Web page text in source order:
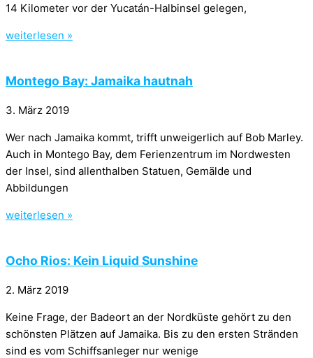
14 Kilometer vor der Yucatán-Halbinsel gelegen,
weiterlesen »
Montego Bay: Jamaika hautnah
3. März 2019
Wer nach Jamaika kommt, trifft unweigerlich auf Bob Marley.
Auch in Montego Bay, dem Ferienzentrum im Nordwesten
der Insel, sind allenthalben Statuen, Gemälde und
Abbildungen
weiterlesen »
Ocho Rios: Kein Liquid Sunshine
2. März 2019
Keine Frage, der Badeort an der Nordküste gehört zu den
schönsten Plätzen auf Jamaika. Bis zu den ersten Stränden
sind es vom Schiffsanleger nur wenige